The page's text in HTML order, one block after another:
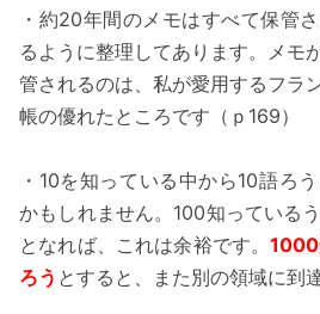
・約20年間のメモはすべて保管
るように整理してあります。メモ
管されるのは、私が愛用するフラ
帳の優れたところです（ｐ169）
・10を知っている中から10語ろ
かもしれません。100知っている
となれば、これは余裕です。1000
ろう とすると、また別の領域に到